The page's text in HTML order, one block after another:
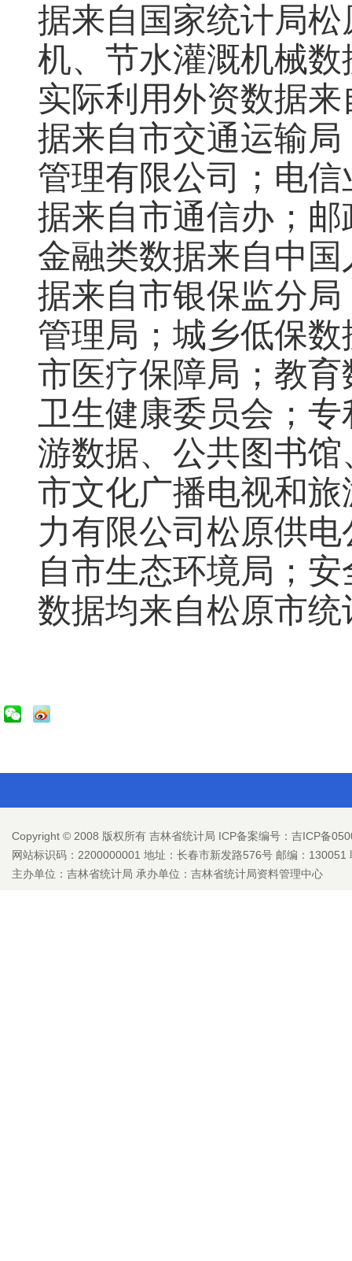
据来自国家统计局
机、节水灌溉机械
实际利用外资数据
据来自市交通运输
管理有限公司；电
据来自市通信办；
金融类数据来自中
据来自市银保监分
管理局；城乡低保
市医疗保障局；教
卫生健康委员会；
游数据、公共图书
市文化广播电视和
力有限公司松原供
自市生态环境局；
数据均来自松原市统